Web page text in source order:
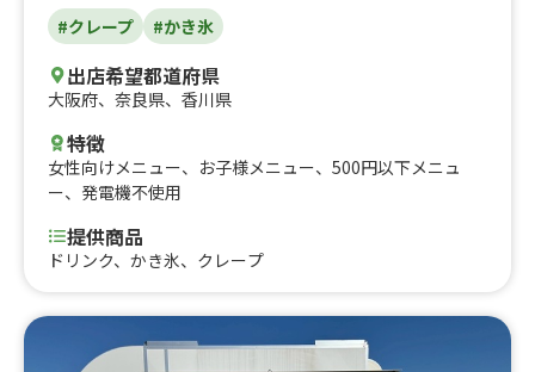
#クレープ #かき氷
出店希望都道府県
大阪府、 奈良県、 香川県
特徴
女性向けメニュー、 お子様メニュー、 500円以下メニュ
ー、 発電機不使用
提供商品
ドリンク、かき氷、クレープ